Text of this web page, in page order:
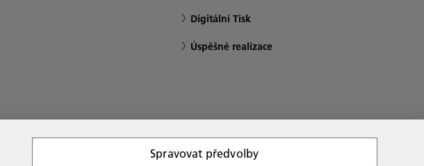
Digitální Tisk
Úspěšné realizace
Spravovat předvolby